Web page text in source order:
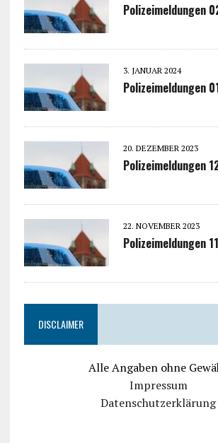
Polizeimeldungen
3. JANUAR 2024
Polizeimeldungen
20. DEZEMBER 2023
Polizeimeldungen
22. NOVEMBER 2023
Polizeimeldungen
DISCLAIMER
Alle Angaben ohne
Impressum
Datenschutzerklärung